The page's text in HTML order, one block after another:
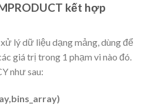
kết hợp
lý dữ liệu dạng mảng, dùng để
giá trị trong 1 phạm vi nào đó.
như sau: